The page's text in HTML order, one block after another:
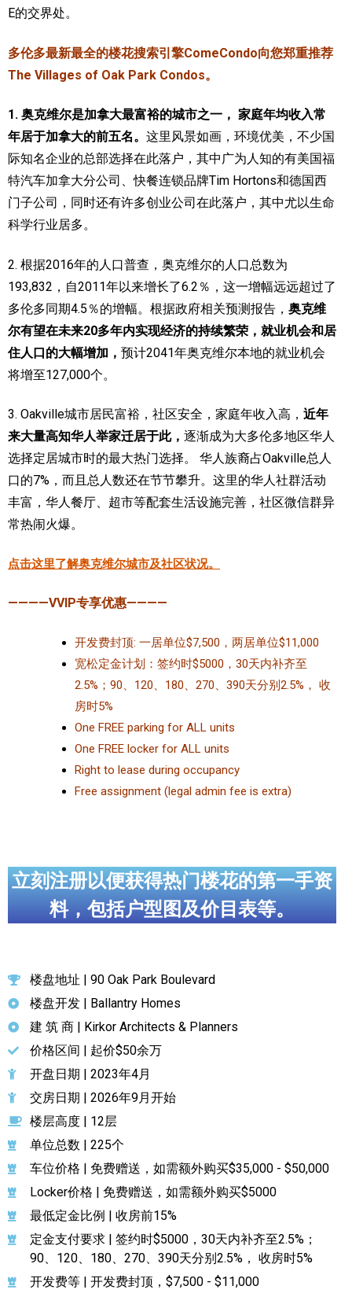
安大略省免费医疗保险
加拿大的福利制度
吃货眼中的加拿大地图
E的交界处。
多伦多最新最全的楼花搜索引擎ComeCondo向您郑重推荐
The Villages of Oak Park Condos。
1. 奥克维尔是加拿大最富裕的城市之一， 家庭年均收入常
年居于加拿大的前五名。 这里风景如画，环境优美，不少国
际知名企业的总部选择在此落户，其中广为人知的有美国福
特汽车加拿大分公司、快餐连锁品牌Tim Hortons和德国西
门子公司，同时还有许多创业公司在此落户，其中尤以生命
科学行业居多。
2. 根据2016年的人口普查，奥克维尔的人口总数为
193,832，自2011年以来增长了6.2％，这一增幅远远超过了
多伦多同期4.5％的增幅。根据政府相关预测报告， 奥克维
尔有望在未来20多年内实现经济的持续繁荣，就业机会和居
住人口的大幅增加， 预计2041年奥克维尔本地的就业机会
将增至127,000个。
3. Oakville城市居民富裕，社区安全，家庭年收入高， 近年
来大量高知华人举家迁居于此， 逐渐成为大多伦多地区华人
选择定居城市时的最大热门选择。
华人族裔占Oakville总人
口的7%，而且总人数还在节节攀升。这里的华人社群活动
丰富，华人餐厅、超市等配套生活设施完善，社区微信群异
常热闹火爆。
点击这里了解奥克维尔城市及社区状况。
————VVIP专享优惠————
开发费封顶: 一居单位$7,500，两居单位$11,000
宽松定金计划：签约时$5000，30天内补齐至
2.5%；90、120、180、270、390天分别2.5%， 收
房时5%
One FREE parking for ALL units
One FREE locker for ALL units
Right to lease during occupancy
Free assignment (legal admin fee is extra)
立刻注册以便获得热门楼花的第一手资
料，包括户型图及价目表等。
楼盘地址 | 90 Oak Park Boulevard
楼盘开发 | Ballantry Homes
建 筑 商 | Kirkor Architects & Planners
价格区间 | 起价$50余万
开盘日期 | 2023年4月
交房日期 | 2026年9月开始
楼层高度 | 12层
单位总数 | 225个
车位价格 | 免费赠送，如需额外购买$35,000 - $50,000
Locker价格 | 免费赠送，如需额外购买$5000
最低定金比例 | 收房前15%
定金支付要求 | 签约时$5000，30天内补齐至2.5%；
90、120、180、270、390天分别2.5%， 收房时5%
开发费等 | 开发费封顶，$7,500 - $11,000